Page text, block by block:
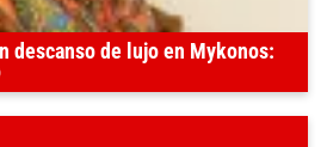
descanso de lujo en Mykonos: